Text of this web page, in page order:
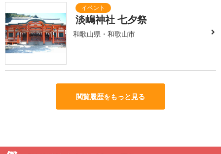
淡嶋神社 七夕祭
和歌山県・和歌山市
閲覧履歴をもっと見る